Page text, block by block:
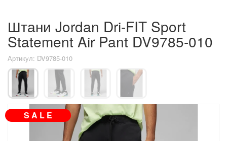
Штани Jordan Dri-FIT Sport
Statement Air Pant DV9785-010
Артикул: DV9785-010
S A L E